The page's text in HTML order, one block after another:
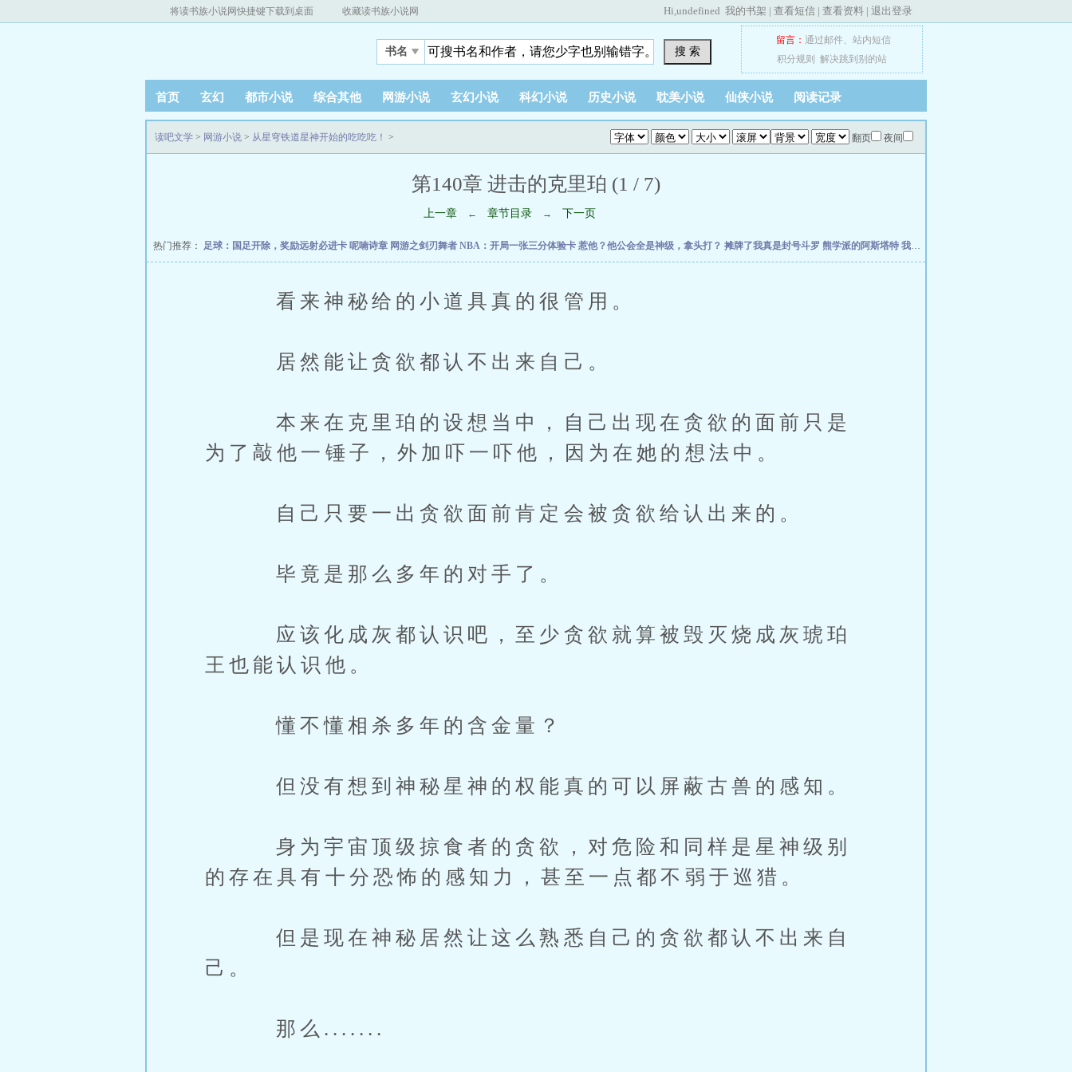
将读书族小说网快捷键下载到桌面 收藏读书族小说网 Hi,undefined 我的书架 | 查看短信 | 查看资料 | 退出登录
书名 搜 索
留言： 通过邮件、 站内短信
积分规则
解决跳到别的站
首页 玄幻 都市小说 综合其他 网游小说 玄幻小说 科幻小说 历史小说 耽美小说 仙侠小说 阅读记录
翻页 夜间
读吧文学 > 网游小说 > 从星穹铁道星神开始的吃吃吃！ >
第140章 进击的克里珀 (1 / 7)
上一章 ← 章节目录 → 下一页
热门推荐： 足球：国足开除，奖励远射必进卡 呢喃诗章 网游之剑刃舞者 NBA：开局一张三分体验卡 惹他？他公会全是神级，拿头打？ 摊牌了我真是封号斗罗 熊学派的阿斯塔特 我的兵种无限进化
看来神秘给的小道具真的很管用。
居然能让贪欲都认不出来自己。
本来在克里珀的设想当中，自己出现在贪欲的面前只是
为了敲他一锤子，外加吓一吓他，因为在她的想法中。
自己只要一出贪欲面前肯定会被贪欲给认出来的。
毕竟是那么多年的对手了。
应该化成灰都认识吧，至少贪欲就算被毁灭烧成灰琥珀
王也能认识他。
懂不懂相杀多年的含金量？
但没有想到神秘星神的权能真的可以屏蔽古兽的感知。
身为宇宙顶级掠食者的贪欲，对危险和同样是星神级别
的存在具有十分恐怖的感知力，甚至一点都不弱于巡猎。
但是现在神秘居然让这么熟悉自己的贪欲都认不出来自
己。
那么.......